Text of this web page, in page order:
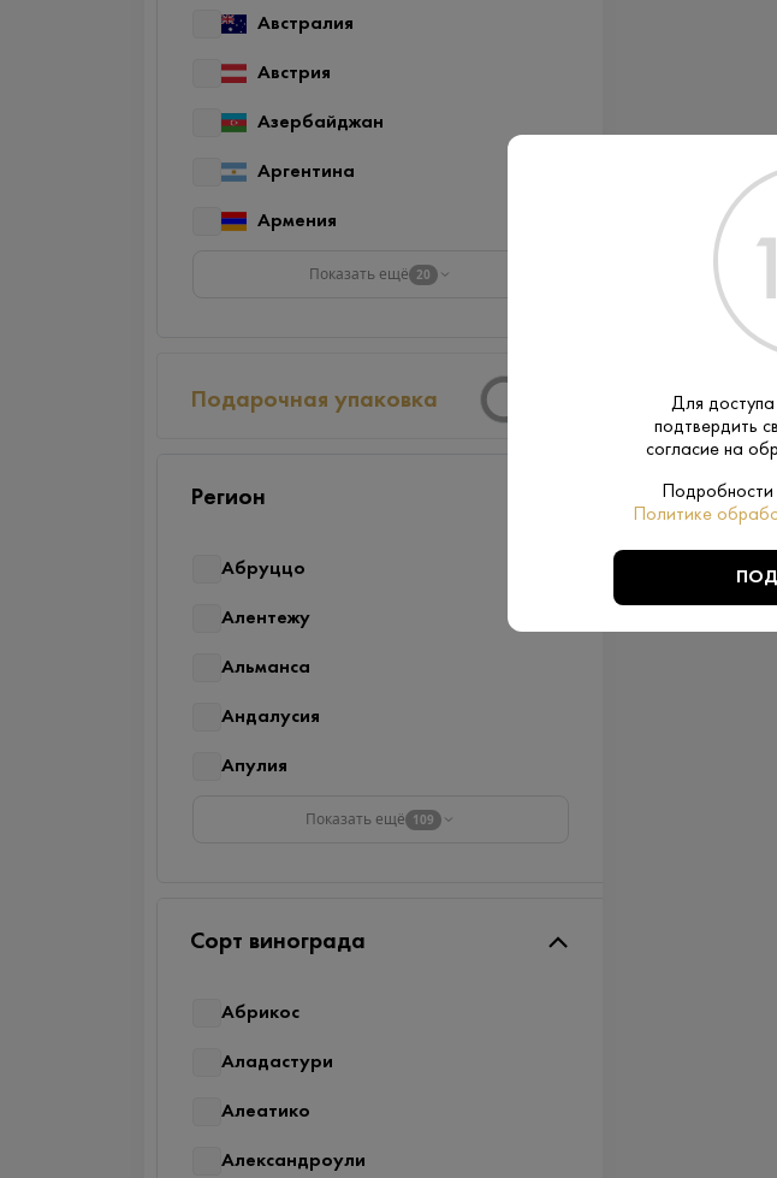
Австралия
Австрия
Азербайджан
Аргентина
Армения
Показать ещё 20
Подарочная упаковка
Регион
Абруццо
Алентежу
Альманса
Андалусия
Апулия
Показать ещё 109
Сорт винограда
Абрикос
Аладастури
Алеатико
Александроули
Для
подтвердить
согласие на
Политике